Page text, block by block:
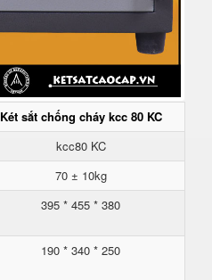
Két sắt chống cháy kcc 80 KC
kcc80 KC
70 ± 10kg
395 * 455 * 380
190 * 340 * 250